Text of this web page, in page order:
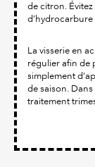
de citron.
La visserie en
régulier afin de
simplement
de saison.
traitement